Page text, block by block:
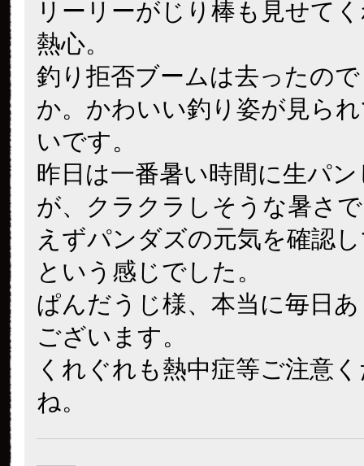
リーリーがじり棒も見せて
熱心。
釣り拒否ブームは去ったの
か。かわいい釣り姿が見ら
いです。
昨日は一番暑い時間に生パ
が、クラクラしそうな暑さ
えずパンダズの元気を確認
という感じでした。
ぱんだうじ様、本当に毎日
ございます。
くれぐれも熱中症等ご注意
ね。